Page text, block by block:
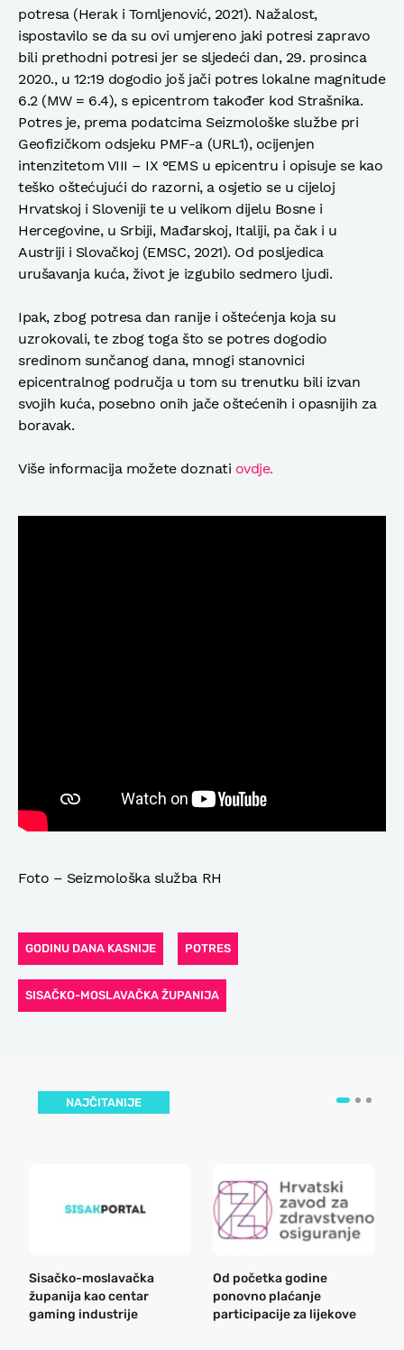
potresa (Herak i Tomljenović, 2021). Nažalost,
ispostavilo se da su ovi umjereno jaki potresi zapravo
bili prethodni potresi jer se sljedeći dan, 29. prosinca
2020., u 12:19 dogodio još jači potres lokalne magnitude
6.2 (MW = 6.4), s epicentrom također kod Strašnika.
Potres je, prema podatcima Seizmološke službe pri
Geofizičkom odsjeku PMF-a (URL1), ocijenjen
intenzitetom VIII – IX °EMS u epicentru i opisuje se kao
teško oštećujući do razorni, a osjetio se u cijeloj
Hrvatskoj i Sloveniji te u velikom dijelu Bosne i
Hercegovine, u Srbiji, Mađarskoj, Italiji, pa čak i u
Austriji i Slovačkoj (EMSC, 2021). Od posljedica
urušavanja kuća, život je izgubilo sedmero ljudi.
Ipak, zbog potresa dan ranije i oštećenja koja su
uzrokovali, te zbog toga što se potres dogodio
sredinom sunčanog dana, mnogi stanovnici
epicentralnog područja u tom su trenutku bili izvan
svojih kuća, posebno onih jače oštećenih i opasnijih za
boravak.
Više informacija možete doznati ovdje.
Foto – Seizmološka služba RH
GODINU DANA KASNIJE POTRES
SISAČKO-MOSLAVAČKA ŽUPANIJA
NAJČITANIJE
Sisačko-moslavačka
županija kao centar
gaming industrije
Od početka godine
ponovno plaćanje
participacije za lijekove